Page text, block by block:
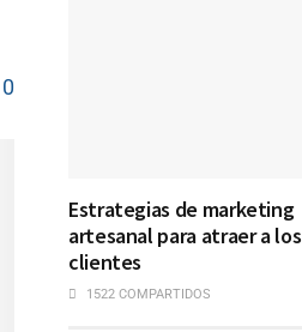
0
Estrategias de marketing
artesanal para atraer a los
clientes
1522 COMPARTIDOS